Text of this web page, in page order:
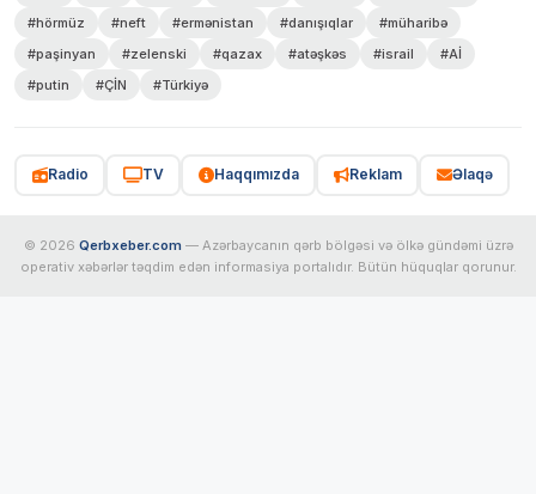
#hörmüz #neft #ermənistan #danışıqlar
#müharibə
#paşinyan
#zelenski #qazax #atəşkəs #israil
#Aİ
#putin
#ÇİN #Türkiyə
Radio TV Haqqımızda Reklam Əlaqə
© 2026 Qerbxeber.com — Azərbaycanın qərb bölgəsi və ölkə gündəmi üzrə
operativ xəbərlər təqdim edən informasiya portalıdır. Bütün hüquqlar qorunur.